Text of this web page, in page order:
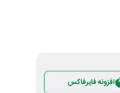
افزونه فایرفاکس